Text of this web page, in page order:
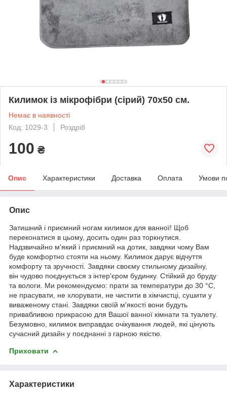
Килимок із мікрофібри (сірий) 70х50 см.
Немає в наявності
Код: 1029-3
Роздріб
100 ₴
Опис Характеристики Доставка Оплата Умови
Опис
Затишний і приємний ногам килимок для ванної! Щоб
переконатися в цьому, досить один раз торкнутися.
Надзвичайно м'який і приємний на дотик, завдяки чому Вам
буде комфортно стояти на ньому. Килимок дарує відчуття
комфорту та зручності. Завдяки своєму стильному дизайну,
він чудово поєднується з інтер'єром будинку. Стійкий до бруду
та вологи. Ми рекомендуємо: прати за температури до 30 °C,
не прасувати, не хлорувати, не чистити в хімчистці, сушити у
виваженому стані. Завдяки своїй м'якості вони будуть
привабливою прикрасою для Вашої ванної кімнати та туалету.
Безумовно, килимок виправдає очікування людей, які цінують
сучасний дизайн у поєднанні з гарною якістю.
Приховати
Характеристики